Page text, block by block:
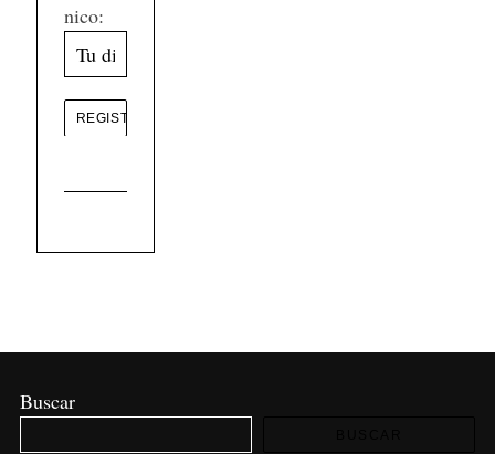
nico:
Buscar